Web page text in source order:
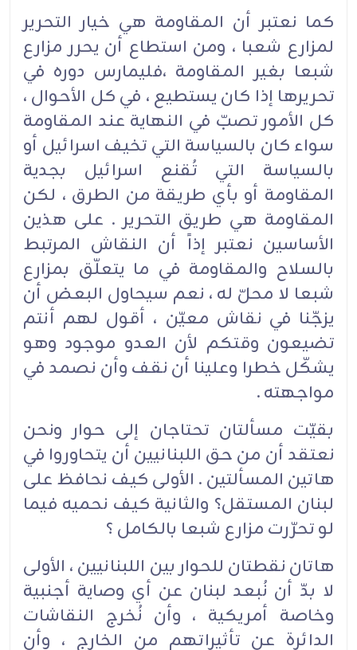
كما نعتبر أن المقاومة هي خيار التحرير
لمزارع شعبا ، ومن استطاع أن يحرر مزارع
شبعا بغير المقاومة ،فليمارس دوره في
تحريرها إذا كان يستطيع ، في كل الأحوال ،
كل الأمور تصبّ في النهاية عند المقاومة
سواء كان بالسياسة التي تخيف اسرائيل أو
بالسياسة التي تُقنع اسرائيل بجدية
المقاومة أو بأي طريقة من الطرق ، لكن
المقاومة هي طريق التحرير . على هذين
الأساسين نعتبر إذاً أن النقاش المرتبط
بالسلاح والمقاومة في ما يتعلّق بمزارع
شبعا لا محلّ له ، نعم سيحاول البعض أن
يزجّنا في نقاش معيّن ، أقول لهم أنتم
تضيعون وقتكم لأن العدو موجود وهو
يشكّل خطرا وعلينا أن نقف وأن نصمد في
مواجهته .
بقيّت مسألتان تحتاجان إلى حوار ونحن
نعتقد أن من حق اللبنانيين أن يتحاوروا في
هاتين المسألتين . الأولى كيف نحافظ على
لبنان المستقل؟ والثانية كيف نحميه فيما
لو تحرّرت مزارع شبعا بالكامل ؟
هاتان نقطتان للحوار بين اللبنانيين ، الأولى
لا بدّ أن نُبعد لبنان عن أي وصاية أجنبية
وخاصة أمريكية ، وأن نُخرج النقاشات
الدائرة عن تأثيراتهم من الخارج ، وأن